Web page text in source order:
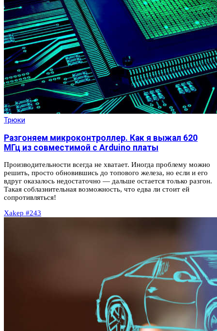
Трюки
Разгоняем микроконтроллер. Как я выжал 620
МГц из совместимой с Arduino платы
Производительности всегда не хватает. Иногда проблему можно
решить, просто обновившись до топового железа, но если и его
вдруг оказалось недостаточно — дальше остается только разгон.
Такая соблазнительная возможность, что едва ли стоит ей
сопротивляться!
Xakep #243